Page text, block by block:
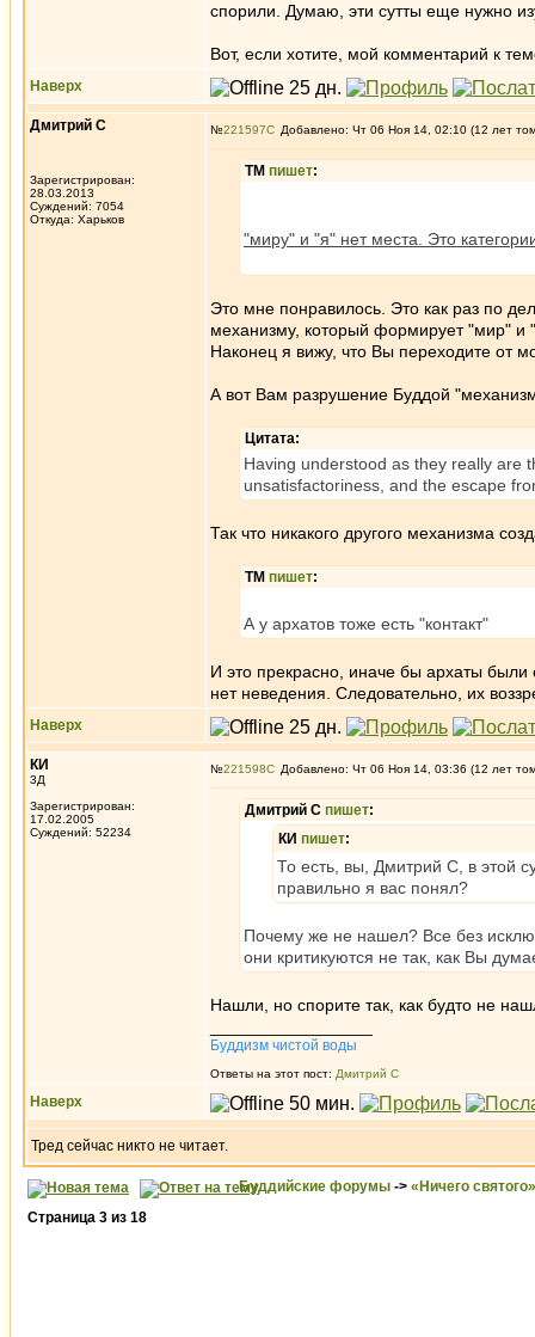
спорили. Думаю, эти сутты еще нужно
Вот, если хотите, мой комментарий к
Наверх
Дмитрий С
Зарегистрирован:
28.03.2013
Суждений: 7054
Откуда: Харьков
№221597 Добавлено: Чт 06 Ноя 14, 02:10 (12 лет
ТМ пишет:
"миру" и "я" нет места. Это
Это мне понравилось. Это как раз по
механизму, который формирует "мир" и
Наконец я вижу, что Вы переходите от
А вот Вам разрушение Буддой
Цитата:
Having understood as they really are
unsatisfactoriness, and the escape
Так что никакого другого механизма
ТМ пишет:
А у архатов тоже есть "контакт"
И это прекрасно, иначе бы архаты
нет неведения. Следовательно, их
Наверх
КИ
3Д
Зарегистрирован:
17.02.2005
Суждений: 52234
№221598 Добавлено: Чт 06 Ноя 14, 03:36 (12 лет
Дмитрий С пишет:
КИ пишет:
То есть, вы, Дмитрий С, в этой
правильно я вас понял?
Почему же не нашел? Все без
они критикуются не так, как Вы
Нашли, но спорите так, как будто не
Буддизм чистой воды
Ответы на этот пост: Дмитрий С
Наверх
Тред сейчас никто не читает.
Буддийские форумы -> «Ничего святого»
Страница 3 из 18